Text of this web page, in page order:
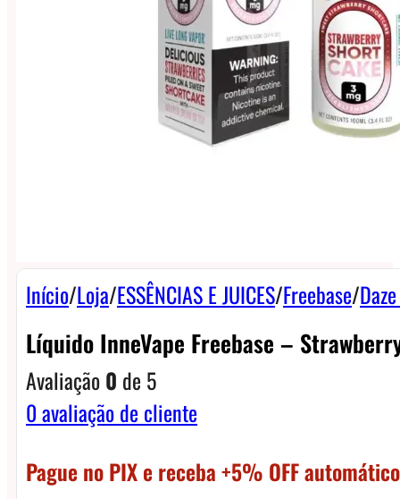
Início/Loja/ESSÊNCIAS E JUICES/Freebase/
Líquido InneVape Freebase –
Avaliação0 de 5
0avaliação de cliente
Pague no PIX e receba +5% OFF